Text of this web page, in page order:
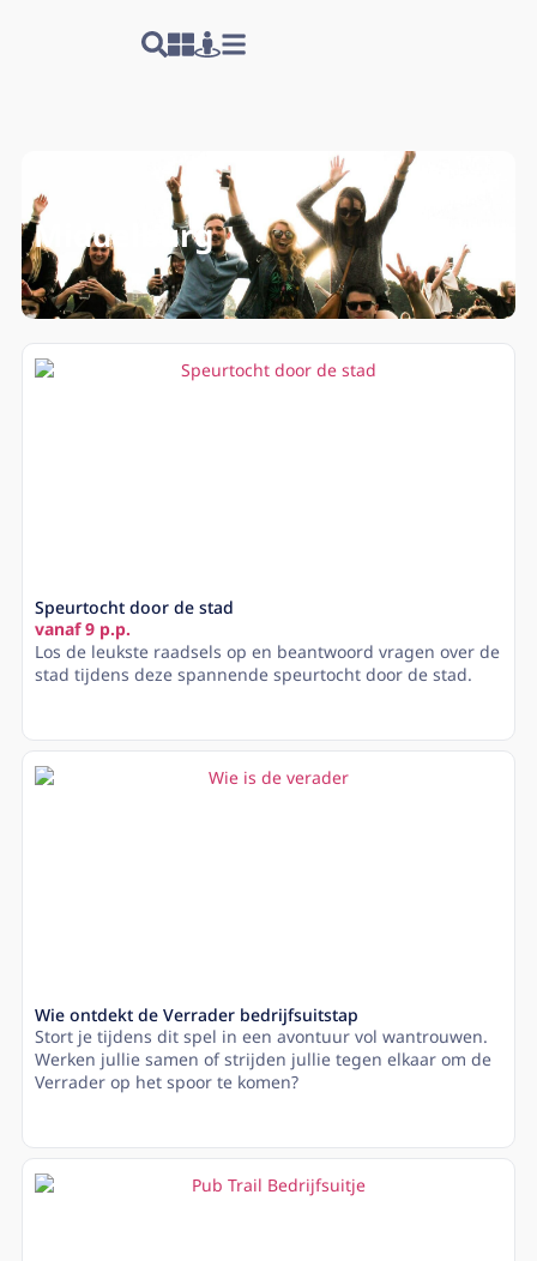
Middelburg
Speurtocht door de stad
vanaf 9 p.p.
Los de leukste raadsels op en beantwoord vragen over de
stad tijdens deze spannende speurtocht door de stad.
Wie ontdekt de Verrader bedrijfsuitstap
Stort je tijdens dit spel in een avontuur vol wantrouwen.
Werken jullie samen of strijden jullie tegen elkaar om de
Verrader op het spoor te komen?